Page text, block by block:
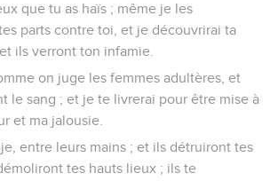
que tu as haïs ; même je les
parts contre toi, et je découvrirai ta
ils verront ton infamie.
on juge les femmes adultères, et
le sang ; et je te livrerai pour être mise à
et ma jalousie.
entre leurs mains ; et ils détruiront tes
tes hauts lieux ; ils te